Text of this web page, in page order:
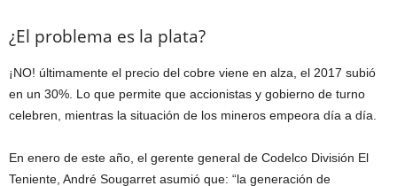
¿El problema es la plata?
¡NO! últimamente el precio del cobre viene en alza, el 2017 subió
en un 30%. Lo que permite que accionistas y gobierno de turno
celebren, mientras la situación de los mineros empeora día a día.
En enero de este año, el gerente general de Codelco División El
Teniente, André Sougarret asumió que: “la generación de